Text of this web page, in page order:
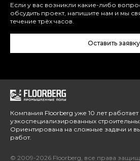
Компания Floorberg уже 10 лет
узкоспециализированных
Ориентирована на сложные задачи и
работ.
© 2009-2026 Floorberg, все права
Если у вас возникли какие-либо
обсудить проект, напишите нам и мы
течение трёх часов.
Оставить заявку